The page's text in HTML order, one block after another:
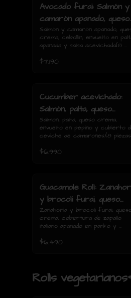
Avocado furai: Salmón y
camarón apanado, queso
crema, cebollín, envuelto
en palta apanada y salsa
Salmón y camarón apanado,
crema, cebollín, envuelto en
apanada y salsa acevichada(8
$7.190
Cucumber acevichado:
Salmón, palta, queso
crema, envuelto en pepino
y cubierto de ceviche
Salmón, palta, queso crema,
envuelto en pepino y cubierto
ceviche de camarones.(8
$6.990
Guacamole Roll:
y brocoli furai, queso
crema, cobertura de
zapallo italiano apanado en
papas fritas.(8 piezas)
Zanahoria y brocoli furai,
crema, cobertura de zapallo
italiano apanado en panko y
piezas)
$6.490
Rolls